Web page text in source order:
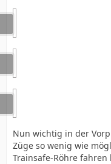
Nun wichtig in der
Züge so wenig wie
Trainsafe-Röhre fahren